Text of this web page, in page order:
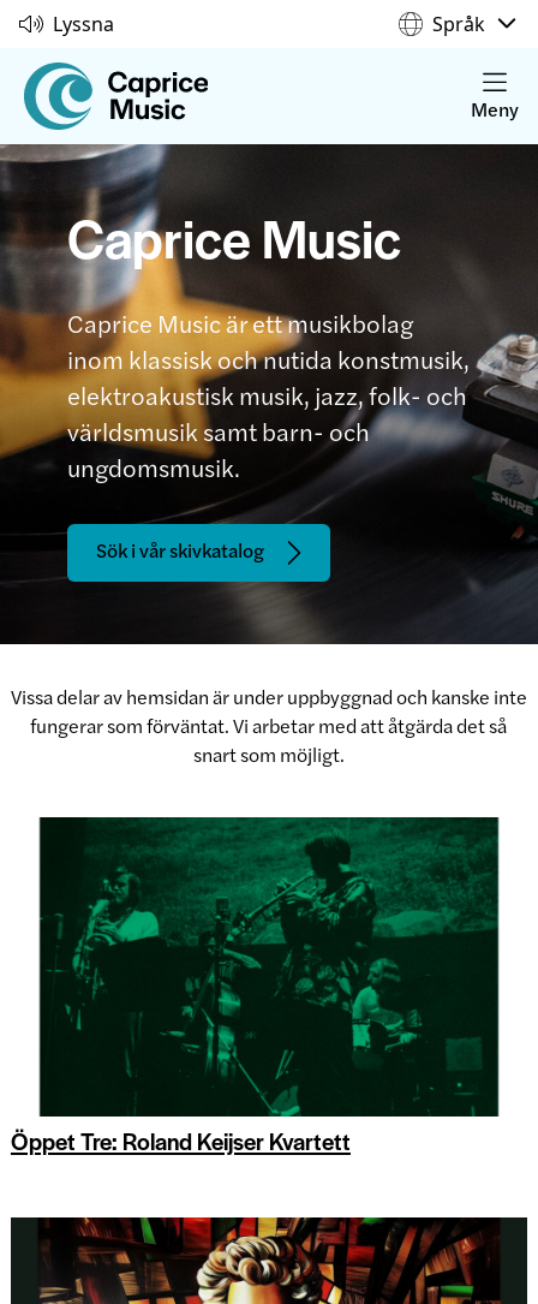
Lyssna Språk
Meny
Caprice Music
Caprice Music är ett musikbolag
inom klassisk och nutida konstmusik,
elektroakustisk musik, jazz, folk- och
världsmusik samt barn- och
ungdomsmusik.
Sök i vår skivkatalog
Vissa delar av hemsidan är under uppbyggnad och kanske inte
fungerar som förväntat. Vi arbetar med att åtgärda det så
snart som möjligt.
Öppet Tre: Roland Keijser Kvartett